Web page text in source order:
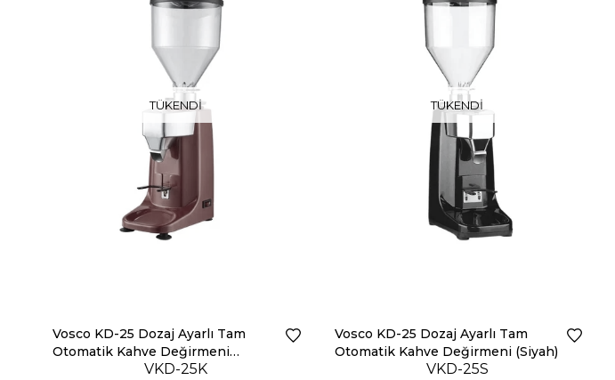
TÜKENDI
Vosco KD-25 Dozaj Ayarlı Tam
Otomatik Kahve Değirmeni
VKD-25K
TÜKENDI
Vosco KD-25 Dozaj Ayarlı Tam
Otomatik Kahve Değirmeni (Siyah)
VKD-25S